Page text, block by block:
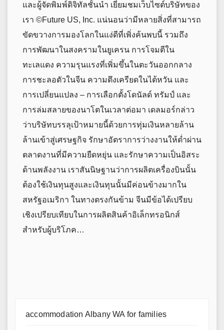
และผู้จัดพิมพ์ดิจิทัลชั้นนำ เยี่ยมชมเว็บไซต์บริษัทของ
เรา ©Future US, Inc. แน่นอนว่ามีหลายสิ่งที่สามารถ
ขัดขวางการมองโลกในแง่ดีที่เพิ่งค้นพบนี้ รวมถึง
การพัฒนาในสงครามในยูเครน การโจมตีใน
ทะเลแดง ความรุนแรงที่เพิ่มขึ้นในตะวันออกกลาง
การชะลอตัวในจีน ความตึงเครียดในไต้หวัน และ
การเปลี่ยนแปลง – การเลือกตั้งโดนัลด์ ทรัมป์ และ
การล่มสลายของนาโตในเวลาต่อมา เดลมอร์กล่าว
ว่าบริษัทบรรลุเป้าหมายนี้ด้วยการทุ่มเงินหลายล้าน
ล้านเข้าสู่เศรษฐกิจ รักษาอัตราการว่างงานให้ต่ำผ่าน
ตลาดงานที่มีความยืดหยุ่น และรักษาความเป็นอิสระ
ด้านพลังงาน เราสันนิษฐานว่าการผลิตเครื่องบินนั้น
ต้องใช้เงินทุนสูงและเงินทุนนั้นมีค่อนข้างมากใน
สหรัฐอเมริกา ในทางตรงกันข้าม จีนมีข้อได้เปรียบ
เชิงเปรียบเทียบในการผลิตสินค้าอิเล็กทรอนิกส์
สำหรับผู้บริโภค…
accommodation Albany WA for families